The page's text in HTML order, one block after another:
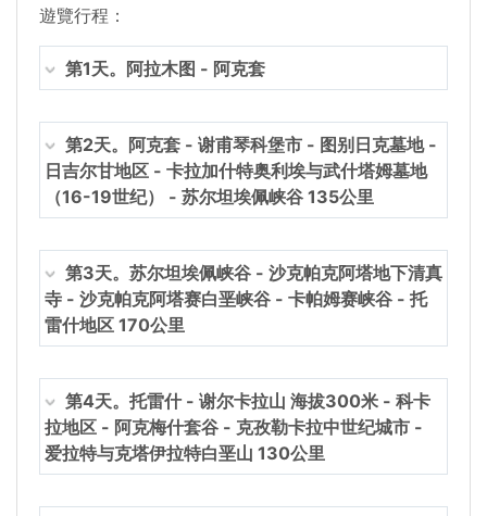
遊覽行程：
第1天。阿拉木图 - 阿克套
第2天。阿克套 - 谢甫琴科堡市 - 图别日克墓地 -
日吉尔甘地区 - 卡拉加什特奥利埃与武什塔姆墓地
（16-19世纪） - 苏尔坦埃佩峡谷 135公里
第3天。苏尔坦埃佩峡谷 - 沙克帕克阿塔地下清真
寺 - 沙克帕克阿塔赛白垩峡谷 - 卡帕姆赛峡谷 - 托
雷什地区 170公里
第4天。托雷什 - 谢尔卡拉山 海拔300米 - 科卡
拉地区 - 阿克梅什套谷 - 克孜勒卡拉中世纪城市 -
爱拉特与克塔伊拉特白垩山 130公里